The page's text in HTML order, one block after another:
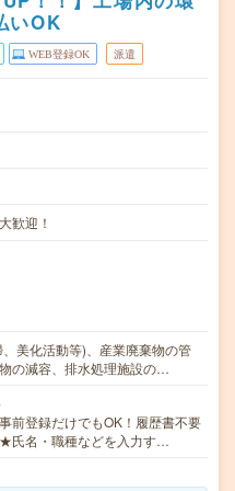
いOK
WEB登録OK 派遣
歓迎！
美化活動等)、産業廃棄物の管
の減容、排水処理施設の…
前登録だけでもOK！履歴書不要
氏名・職種などを入力す…